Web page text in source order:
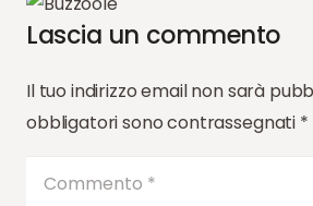
Lascia un commento
Il tuo indirizzo email non sarà
obbligatori sono contrassegnati *